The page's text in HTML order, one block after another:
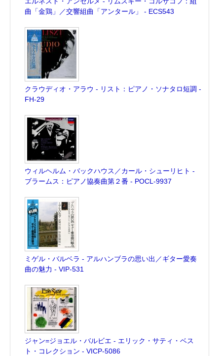
曲「金鶏」／交響組曲「アンタール」 - ECS543
クラウディオ・アラウ - リスト：ピアノ・ソナタロ短調 -
FH-29
ウィルヘルム・バックハウス／カール・シューリヒト -
ブラームス：ピアノ協奏曲第２番 - POCL-9937
ミゲル・バルベラ - アルハンブラの思い出／ギター愛奏
曲の魅力 - VIP-531
ジャン=ジョエル・バルビエ - エリック・サティ・ベス
ト・コレクション - VICP-5086